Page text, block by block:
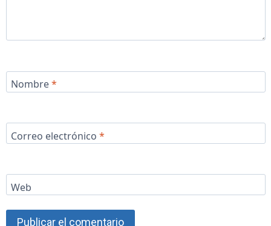
Nombre*
Correo electrónico *
Web